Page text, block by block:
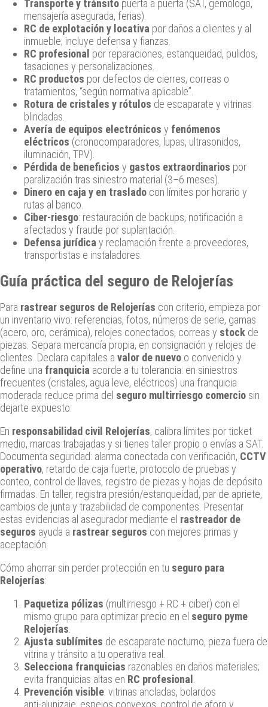
Transporte y tránsito puerta a puerta (SAT, gemólogo,
mensajería asegurada, ferias).
RC de explotación y locativa por daños a clientes y al
inmueble; incluye defensa y fianzas.
RC profesional por reparaciones, estanqueidad, pulidos,
tasaciones y personalizaciones.
RC productos por defectos de cierres, correas o
tratamientos, “según normativa aplicable”.
Rotura de cristales y rótulos de escaparate y vitrinas
blindadas.
Avería de equipos electrónicos y fenómenos
eléctricos (cronocomparadores, lupas, ultrasonidos,
iluminación, TPV).
Pérdida de beneficios y gastos extraordinarios por
paralización tras siniestro material (3–6 meses).
Dinero en caja y en traslado con límites por horario y
rutas al banco.
Ciber-riesgo: restauración de backups, notificación a
afectados y fraude por suplantación.
Defensa jurídica y reclamación frente a proveedores,
transportistas e instaladores.
Guía práctica del seguro de Relojerías
Para rastrear seguros de Relojerías con criterio, empieza por
un inventario vivo: referencias, fotos, números de serie, gamas
(acero, oro, cerámica), relojes conectados, correas y stock de
piezas. Separa mercancía propia, en consignación y relojes de
clientes. Declara capitales a valor de nuevo o convenido y
define una franquicia acorde a tu tolerancia: en siniestros
frecuentes (cristales, agua leve, eléctricos) una franquicia
moderada reduce prima del seguro multirriesgo comercio sin
dejarte expuesto.
En responsabilidad civil Relojerías, calibra límites por ticket
medio, marcas trabajadas y si tienes taller propio o envías a SAT.
Documenta seguridad: alarma conectada con verificación, CCTV
operativo, retardo de caja fuerte, protocolo de pruebas y
conteo, control de llaves, registro de piezas y hojas de depósito
firmadas. En taller, registra presión/estanqueidad, par de apriete,
cambios de junta y trazabilidad de componentes. Presentar
estas evidencias al asegurador mediante el rastreador de
seguros ayuda a rastrear seguros con mejores primas y
aceptación.
Cómo ahorrar sin perder protección en tu seguro para
Relojerías:
Paquetiza pólizas (multirriesgo + RC + ciber) con el
mismo grupo para optimizar precio en el seguro pyme
Relojerías
Ajusta sublímites de escaparate nocturno, pieza fuera de
vitrina y tránsito a tu operativa real.
Selecciona franquicias razonables en daños materiales;
evita franquicias altas en RC profesional
Prevención visible: vitrinas ancladas, bolardos
anti‑alunizaje, espejos convexos, control de aforo y